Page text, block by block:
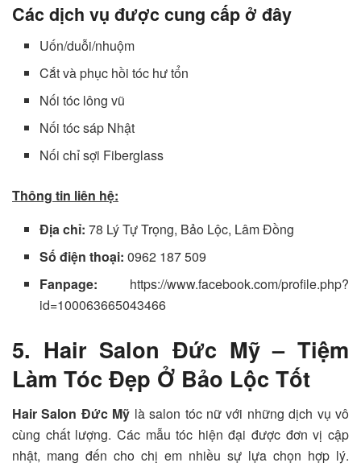
Các dịch vụ được cung cấp ở đây
Uốn/duỗi/nhuộm
Cắt và phục hồi tóc hư tổn
Nối tóc lông vũ
Nối tóc sáp Nhật
Nối chỉ sợi Fiberglass
Thông tin liên hệ:
Địa chỉ:78 Lý Tự Trọng, Bảo Lộc, Lâm Đồng
Số điện thoại:0962 187 509
Fanpage: https://www.facebook.com/profile.php?
id=100063665043466
5. Hair Salon Đức Mỹ – Tiệm
Làm Tóc Đẹp Ở Bảo Lộc Tốt
Hair Salon Đức Mỹ là salon tóc nữ với những dịch vụ vô
cùng chất lượng. Các mẫu tóc hiện đại được đơn vị cập
nhật, mang đến cho chị em nhiều sự lựa chọn hợp lý.